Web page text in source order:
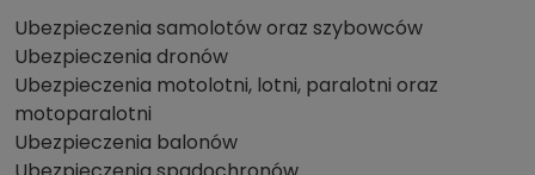
Ubezpieczenia samolotów oraz szybowców
Ubezpieczenia dronów
Ubezpieczenia motolotni, lotni, paralotni oraz
motoparalotni
Ubezpieczenia balonów